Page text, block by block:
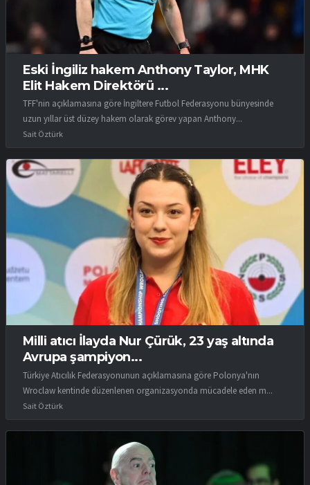
Eski İngiliz hakem Anthony Taylor, MHK
Elit Hakem Direktörü ...
TFF'nin açıklamasına göre İngiltere Futbol Federasyonu bünyesinde
uzun yıllar üst düzey hakem olarak görev yapan Anthony...
Sait Öztürk
Milli atıcı İlayda Nur Çürük, 23 yaş altında
Avrupa şampiyon...
Türkiye Atıcılık Federasyonunun açıklamasına göre Polonya'nın
Wroclaw kentinde düzenlenen organizasyonda mücadele eden m...
Sait Öztürk